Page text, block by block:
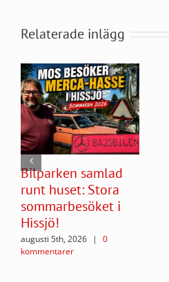
Relaterade inlägg
Bilparken samlad
runt huset: Stora
sommarbesöket i
Hissjö!
augusti 5th, 2026 |
0
kommentarer